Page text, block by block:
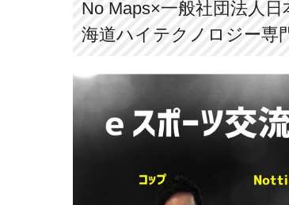
No Maps×一般社団法人
海道ハイテクノロジー専